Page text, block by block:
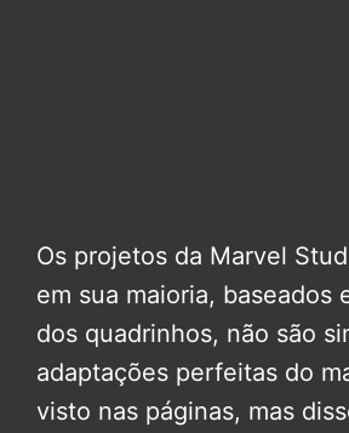
Os projetos da Marvel
em sua maioria, baseados
dos quadrinhos, não são
adaptações perfeitas do
visto nas páginas, mas